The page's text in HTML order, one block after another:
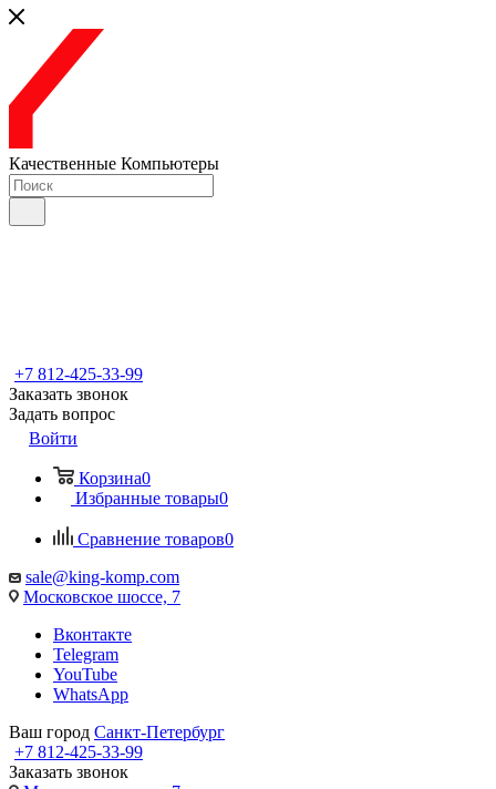
Качественные Компьютеры
+7 812-425-33-99
Заказать звонок
Задать вопрос
Войти
Корзина0
Избранные товары0
Сравнение товаров0
sale@king-komp.com
Московское шоссе, 7
Вконтакте
Telegram
YouTube
WhatsApp
Ваш город Санкт-Петербург
+7 812-425-33-99
Заказать звонок